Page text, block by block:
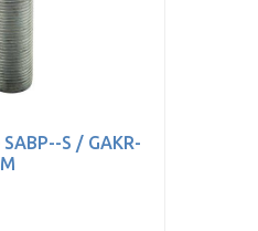
S / GAKR-